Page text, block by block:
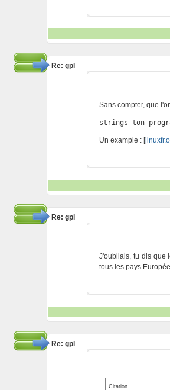
Re: gpl
Sans compter, que
strings ton-
Un example : [
Re: gpl
J'oubliais, tu dis que
tous les pays
Re: gpl
Citation